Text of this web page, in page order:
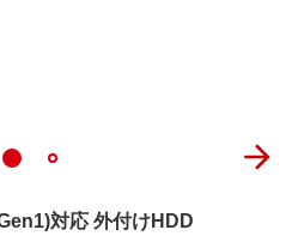
対応 外付けHDD